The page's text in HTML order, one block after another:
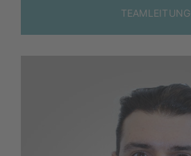
TEAM­LEI­TUNG